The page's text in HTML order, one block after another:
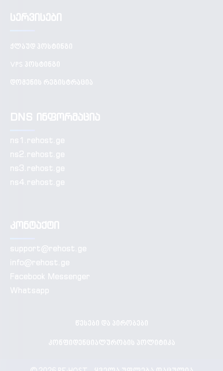
სერვისები
ქლაუდ ჰოსტინგი
VPS ჰოსტინგი
დომენის რეგისტრაცია
DNS ინფორმაცია
ns1.rehost.ge
ns2.rehost.ge
ns3.rehost.ge
ns4.rehost.ge
კონტაქტი
support@rehost.ge
info@rehost.ge
Facebook Messenger
Whatsapp
წესები და პირობები
კონფიდენციალურობის პოლიტიკა